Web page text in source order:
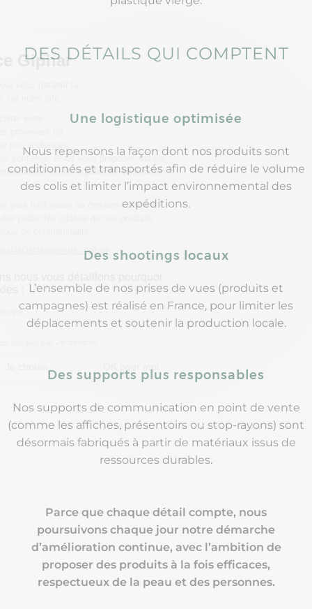
DES DÉTAILS QUI COMPTENT
Une logistique optimisée
Nous repensons la façon dont nos produits sont
conditionnés et transportés afin de réduire le volume
des colis et limiter l’impact environnemental des
expéditions.
Des shootings locaux
L’ensemble de nos prises de vues (produits et
campagnes) est réalisé en France, pour limiter les
déplacements et soutenir la production locale.
Des supports plus responsables
Nos supports de communication en point de vente
(comme les affiches, présentoirs ou stop-rayons) sont
désormais fabriqués à partir de matériaux issus de
ressources durables.
Parce que chaque détail compte, nous
poursuivons chaque jour notre démarche
d’amélioration continue, avec l’ambition de
proposer des produits à la fois efficaces,
respectueux de la peau et des personnes.